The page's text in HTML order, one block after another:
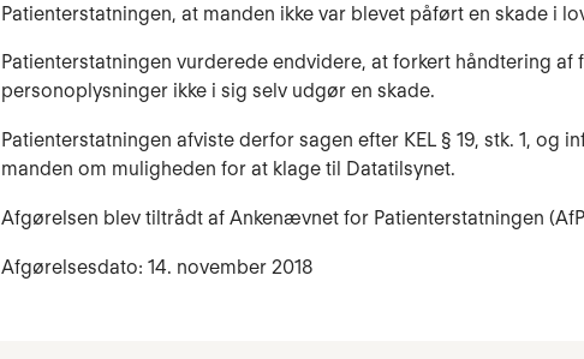
Patienterstatningen, at manden ikke var blevet påført en skade i
Patienterstatningen vurderede endvidere, at forkert håndtering af
personoplysninger ikke i sig selv udgør en skade.
Patienterstatningen afviste derfor sagen efter KEL § 19, stk. 1, og
manden om muligheden for at klage til Datatilsynet.
Afgørelsen blev tiltrådt af Ankenævnet for Patienterstatningen
Afgørelsesdato: 14. november 2018